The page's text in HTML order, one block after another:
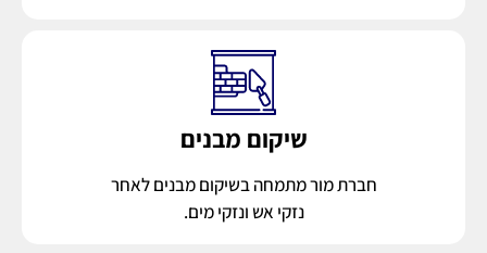
שיקום מבנים
חברת מור מתמחה בשיקום מבנים לאחר
נזקי אש ונזקי מים.